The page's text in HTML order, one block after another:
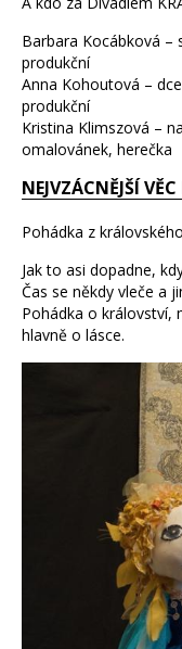
Barbara Kocábková –
produkční
Anna Kohoutová –
produkční
Kristina Klimszová –
omalovánek, herečka
NEJVZÁCNĚJŠÍ
Pohádka z
Jak to asi dopadne,
Čas se někdy vleče a
Pohádka o království,
hlavně o lásce.